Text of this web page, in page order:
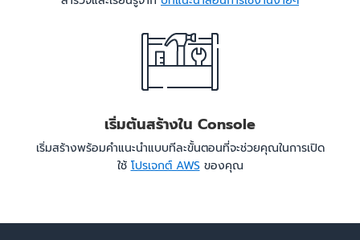
เริ่มต้นสร้างใน Console
เริ่มสร้างพร้อมคำแนะนำแบบทีละขั้นตอนที่จะช่วยคุณในการเปิด
ใช้ โปรเจกต์ AWSของคุณ